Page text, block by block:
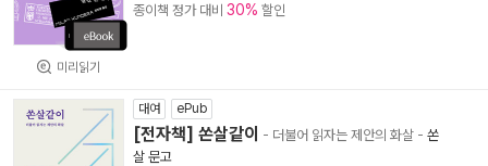
미리읽기
종이책 정가 대비 30% 할인
대여 ePub
[전자책] 쏜살같이 - 더불어 읽자는 제안의 화살 - 쏜
살 문고